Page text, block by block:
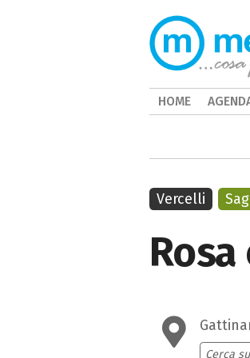
Cerca
Vercelli
HOME